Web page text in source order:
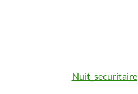
Nuit_securitaire